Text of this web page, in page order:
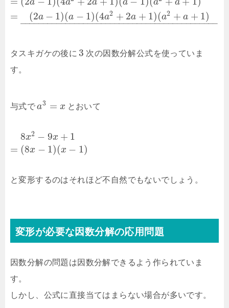
a a a a a a
=
(2a − 1)(a − 1)(4a2 + 2a + 1)(a2 + a + 1)
– –
––––––––––––––––––––––––––––––––––––––––––
タスキガケの後に 3 次の因数分解公式を使っていま
す。
与式で a3 = x とおいて
8x2 − 9x + 1
= (8x − 1)(x − 1)
と変形するのはそれほど不自然でもないでしょう。
変形が必要な因数分解の応用問題
因数分解の問題は因数分解できるよう作られていま
す。
しかし、公式に直接当てはまらない場合が多いです。